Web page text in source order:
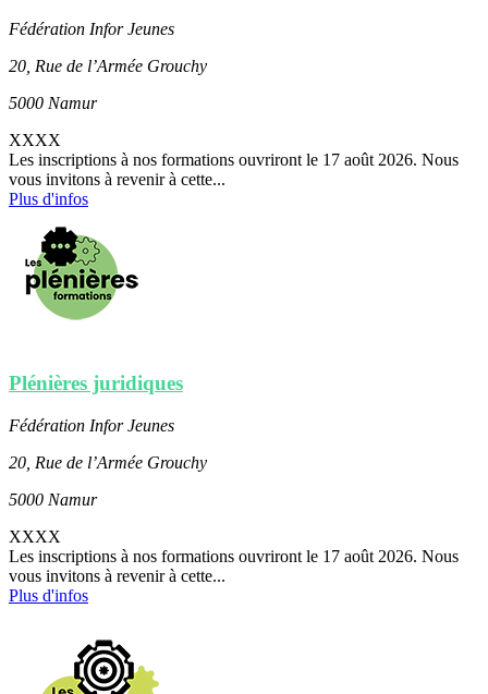
Fédération Infor Jeunes
20, Rue de l’Armée Grouchy
5000 Namur
XXXX
Les inscriptions à nos formations ouvriront le 17 août 2026. Nous
vous invitons à revenir à cette...
Plus d'infos
Plénières juridiques
Fédération Infor Jeunes
20, Rue de l’Armée Grouchy
5000 Namur
XXXX
Les inscriptions à nos formations ouvriront le 17 août 2026. Nous
vous invitons à revenir à cette...
Plus d'infos